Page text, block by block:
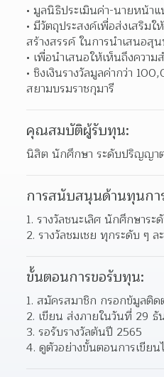
มูลนิธิประเมินค่า-นายหน้า
มีวัตถุประสงค์เพื่อส่งเสริมใ
สร้างสรรค์ ในการนำเสนอสุ
เพื่อนำเสนอให้เห็นถึงควา
ชิงเงินรางวัลมูลค่ากว่า
สยามบรมราชกุมารี
คุณสมบัติผู้รับทุน:
นิสิต นักศึกษา ระดับปริญญา
การสนับสนุนด้านทุนกา
รางวัลชนะเลิศ นักศึกษาร
รางวัลชมเชย ทุกระดับ ๆ
ขั้นตอนการขอรับทุน:
สมัครสมาชิก กรอกข้มูลติ
เขียน ส่งภายในวันที่ 29 ธั
รอรับรางวัลต้นปี 2565
ดูตัวอย่างขั้นตอนการเขีย